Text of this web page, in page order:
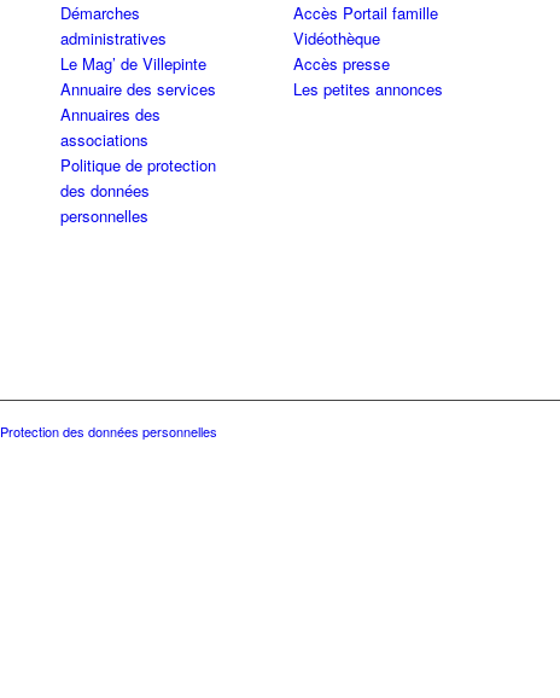
Démarches
administratives
Le Mag’ de Villepinte
Annuaire des services
Annuaires des
associations
Politique de protection
des données
personnelles
Accès Portail famille
Vidéothèque
Accès presse
Les petites annonces
Protection des données personnelles